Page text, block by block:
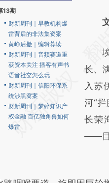
13期
财新周刊｜早教机构爆
雷背后的非法集资案
黄峥后撤｜编辑荐读
财新周刊｜音频赛道重
获资本关注 播客有声书
语音社交怎么玩
财新周刊｜信阳环保系
统涉黑窝案
财新周刊｜梦碎知识产
权金融 百亿独角兽如何
爆雷
成，
新观
对和
埃
长、
入苏
河“
长荣
——目